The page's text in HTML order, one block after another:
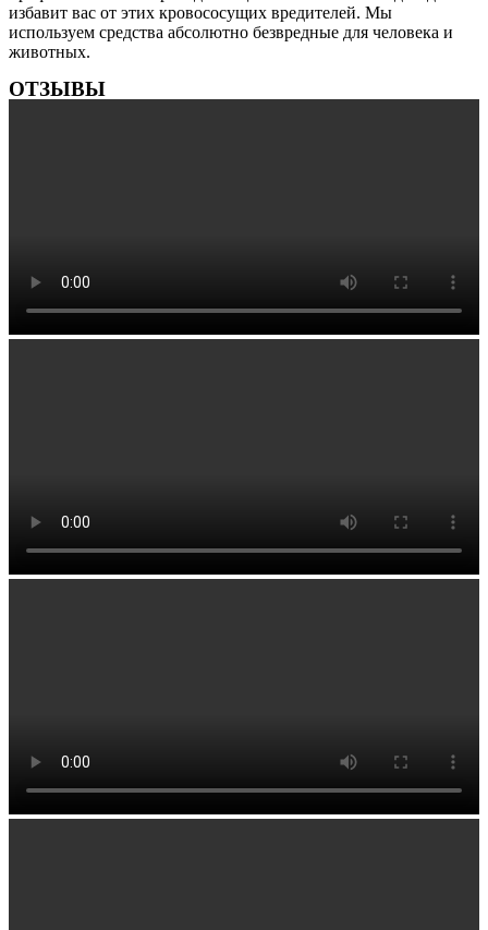
избавит вас от этих кровососущих вредителей. Мы
используем средства абсолютно безвредные для человека и
животных.
ОТЗЫВЫ